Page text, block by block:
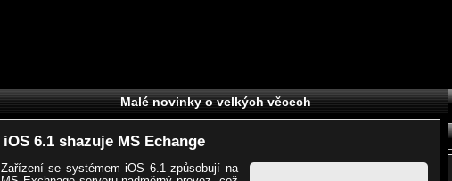
Malé novinky o velkých věcech
iOS 6.1 shazuje MS Echange
Zařízení se systémem iOS 6.1 způsobují na